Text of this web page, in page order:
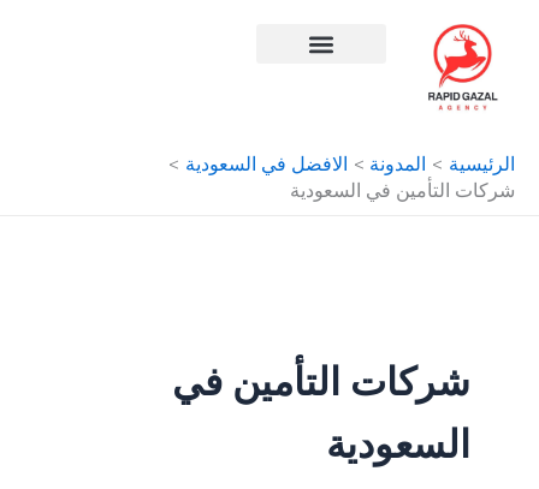
الرئيسية المدونة
الافضل في السعودية
شركات التأمين في السعودية
شركات التأمين في
السعودية